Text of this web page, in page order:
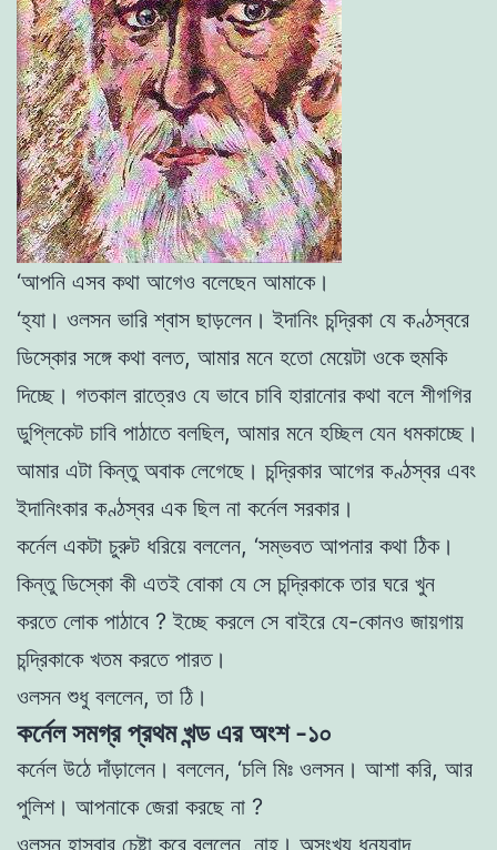
‘আপনি এসব কথা আগেও বলেছেন আমাকে।
‘হ্যা। ওলসন ভারি শ্বাস ছাড়লেন। ইদানিং চন্দ্রিকা যে কণ্ঠস্বরে
ডিস্কোর সঙ্গে কথা বলত, আমার মনে হতাে মেয়েটা ওকে হুমকি
দিচ্ছে। গতকাল রাত্রেও যে ভাবে চাবি হারানাের কথা বলে শীগগির
ডুপ্লিকেট চাবি পাঠাতে বলছিল, আমার মনে হচ্ছিল যেন ধমকাচ্ছে।
আমার এটা কিন্তু অবাক লেগেছে। চন্দ্রিকার আগের কণ্ঠস্বর এবং
ইদানিংকার কণ্ঠস্বর এক ছিল না কর্নেল সরকার।
কর্নেল একটা চুরুট ধরিয়ে বললেন, ‘সম্ভবত আপনার কথা ঠিক।
কিন্তু ডিস্কো কী এতই বােকা যে সে চন্দ্রিকাকে তার ঘরে খুন
করতে লোক পাঠাবে ? ইচ্ছে করলে সে বাইরে যে-কোনও জায়গায়
চন্দ্রিকাকে খতম করতে পারত।
ওলসন শুধু বললেন, তা ঠি।
কর্নেল সমগ্র প্রথম খন্ড এর অংশ -১০
কর্নেল উঠে দাঁড়ালেন। বললেন, ‘চলি মিঃ ওলসন। আশা করি, আর
পুলিশ। আপনাকে জেরা করছে না ?
ওলসন হাসবার চেষ্টা করে বললেন, নাহ। অসংখ্য ধন্যবাদ